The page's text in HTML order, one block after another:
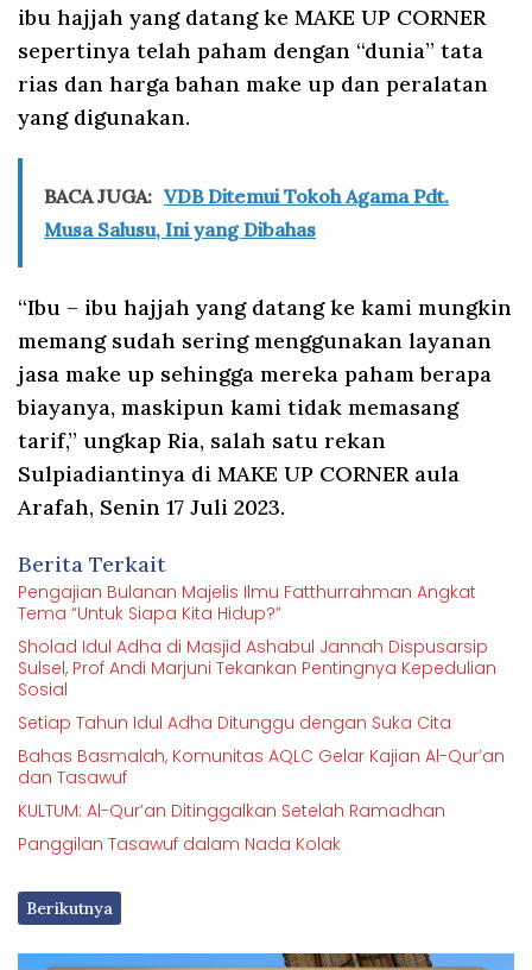
ibu hajjah yang datang ke MAKE UP CORNER
sepertinya telah paham dengan “dunia” tata
rias dan harga bahan make up dan peralatan
yang digunakan.
BACA JUGA: VDB Ditemui Tokoh Agama Pdt.
Musa Salusu, Ini yang Dibahas
“Ibu – ibu hajjah yang datang ke kami mungkin
memang sudah sering menggunakan layanan
jasa make up sehingga mereka paham berapa
biayanya, maskipun kami tidak memasang
tarif,” ungkap Ria, salah satu rekan
Sulpiadiantinya di MAKE UP CORNER aula
Arafah, Senin 17 Juli 2023.
Berita Terkait
Pengajian Bulanan Majelis Ilmu Fatthurrahman Angkat
Tema “Untuk Siapa Kita Hidup?”
Sholad Idul Adha di Masjid Ashabul Jannah Dispusarsip
Sulsel, Prof Andi Marjuni Tekankan Pentingnya Kepedulian
Sosial
Setiap Tahun Idul Adha Ditunggu dengan Suka Cita
Bahas Basmalah, Komunitas AQLC Gelar Kajian Al-Qur’an
dan Tasawuf
KULTUM: Al-Qur’an Ditinggalkan Setelah Ramadhan
Panggilan Tasawuf dalam Nada Kolak
Berikutnya